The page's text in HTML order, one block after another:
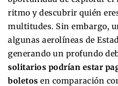
ritmo y descubrir quién
multitudes. Sin embargo,
algunas aerolíneas de
generando un profundo
solitarios podrían estar
boletos en comparación